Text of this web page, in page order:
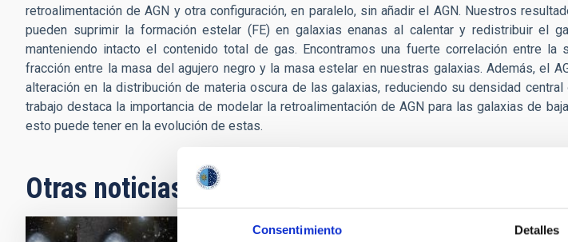
Consentimiento Detalles
retroalimentación de AGN y otra configuración, en paralelo, sin añadir el AGN. Nuestros
pueden suprimir la formación estelar (FE) en galaxias enanas al calentar y redistribuir el
manteniendo intacto el contenido total de gas. Encontramos una fuerte correlación entre la
fracción entre la masa del agujero negro y la masa estelar en nuestras galaxias. Además, el
alteración en la distribución de materia oscura de las galaxias, reduciendo su densidad central
trabajo destaca la importancia de modelar la retroalimentación de AGN para las galaxias de
esto puede tener en la evolución de estas.
Otras noticias relacionadas